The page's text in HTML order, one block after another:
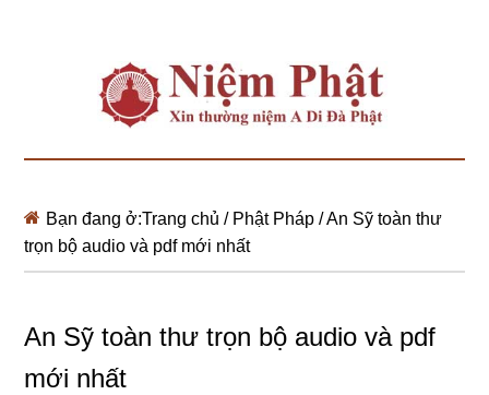
Bạn đang ở:Trang chủ / Phật Pháp /An Sỹ toàn thư
trọn bộ audio và pdf mới nhất
An Sỹ toàn thư trọn bộ audio và pdf
mới nhất